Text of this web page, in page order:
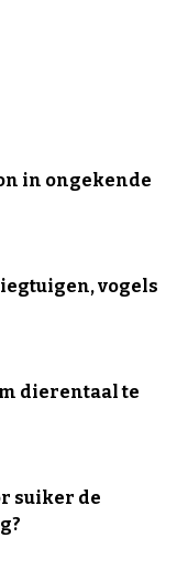
in ongekende
vogels
dierentaal te
suiker de